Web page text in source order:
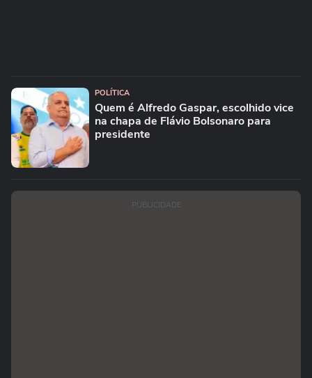
POLÍTICA
Quem é Alfredo Gaspar, escolhido vice
na chapa de Flávio Bolsonaro para
presidente
PUBLICIDADE